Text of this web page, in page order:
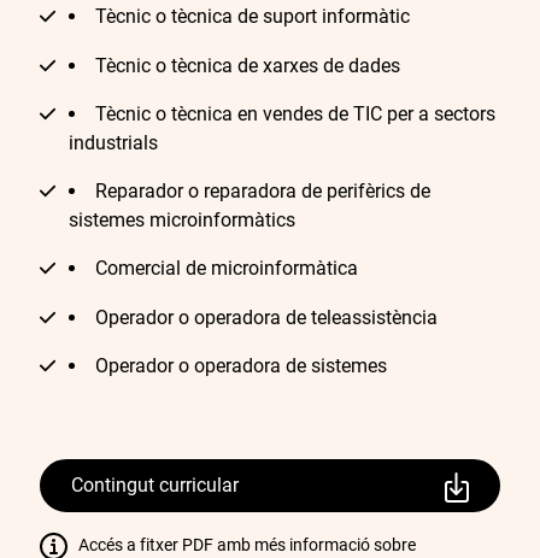
Tècnic o tècnica de suport informàtic
Tècnic o tècnica de xarxes de dades
Tècnic o tècnica en vendes de TIC per a sectors
industrials
Reparador o reparadora de perifèrics de
sistemes microinformàtics
Comercial de microinformàtica
Operador o operadora de teleassistència
Operador o operadora de sistemes
Contingut curricular
Accés a fitxer PDF amb més informació sobre